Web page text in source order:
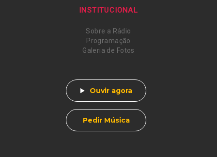
INSTITUCIONAL
Sobre a Rádio
Programação
Galeria de Fotos
Ouvir agora
Pedir Música